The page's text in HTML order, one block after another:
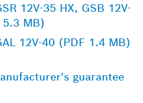
12V-35 HX, GSB 12V-
5.3 MB)
12V-40 (PDF 1.4 MB)
guarantee